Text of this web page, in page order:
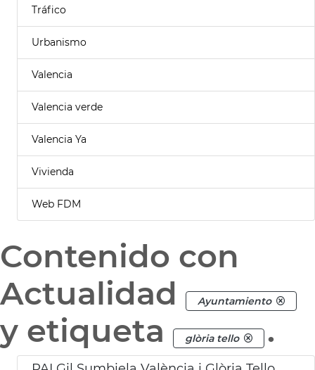
Tráfico
Urbanismo
Valencia
Valencia verde
Valencia Ya
Vivienda
Web FDM
Contenido con
Actualidad
Ayuntamiento
y etiqueta glòria tello .